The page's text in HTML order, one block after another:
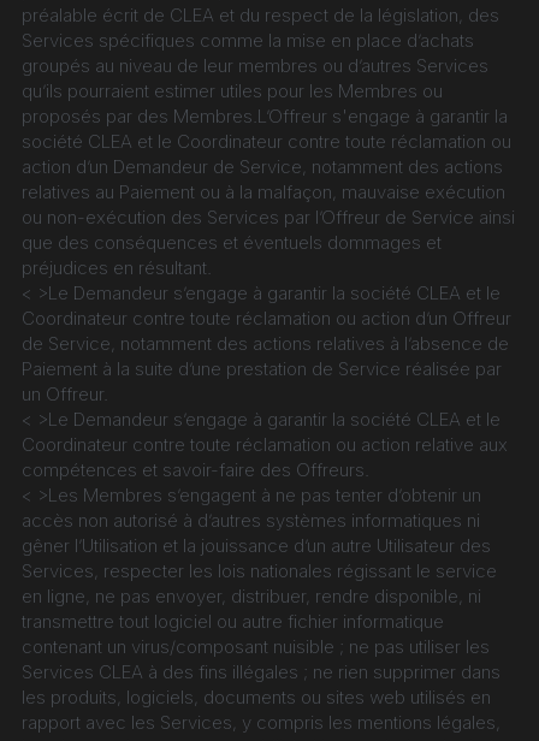
préalable écrit de CLEA et du respect de la législation, des
Services spécifiques comme la mise en place d’achats
groupés au niveau de leur membres ou d’autres Services
qu’ils pourraient estimer utiles pour les Membres ou
proposés par des Membres.L’Offreur s'engage à garantir la
société CLEA et le Coordinateur contre toute réclamation ou
action d’un Demandeur de Service, notamment des actions
relatives au Paiement ou à la malfaçon, mauvaise exécution
ou non-exécution des Services par l’Offreur de Service ainsi
que des conséquences et éventuels dommages et
préjudices en résultant.
< >Le Demandeur s’engage à garantir la société CLEA et le
Coordinateur contre toute réclamation ou action d’un Offreur
de Service, notamment des actions relatives à l’absence de
Paiement à la suite d’une prestation de Service réalisée par
un Offreur.
< >Le Demandeur s’engage à garantir la société CLEA et le
Coordinateur contre toute réclamation ou action relative aux
compétences et savoir-faire des Offreurs.
< >Les Membres s’engagent à ne pas tenter d’obtenir un
accès non autorisé à d’autres systèmes informatiques ni
gêner l’Utilisation et la jouissance d’un autre Utilisateur des
Services, respecter les lois nationales régissant le service
en ligne, ne pas envoyer, distribuer, rendre disponible, ni
transmettre tout logiciel ou autre fichier informatique
contenant un virus/composant nuisible ; ne pas utiliser les
Services CLEA à des fins illégales ; ne rien supprimer dans
les produits, logiciels, documents ou sites web utilisés en
rapport avec les Services, y compris les mentions légales,